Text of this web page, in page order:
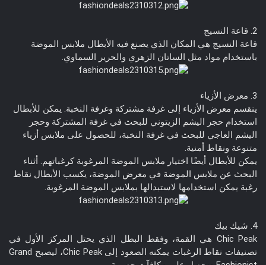
2. قاعة النسيج
قاعة النسيج هي المكان الذي يصنع فيه الأبطال ملابس الموضة
باستخدام مواد مثل الساتان الزهري والحرير السماوي.
3. معرض الأزياء
ينقسم معرض الأزياء إلى غرفة مشتركة وغرفة النخبة. يمكن للأبطال
استخدام حجر اليشم الزيتوني للبحث في غرفة المشتركة وحجر
اليشم العاجي للبحث في غرفة النخبة، للحصول على ملابس أزياء
متنوعة ونقاط أمنية.
يمكن للأبطال أيضًا اختيار ملابس الموضة المرغوبة كرغباتهم. أثناء
البحث عن ملابس الموضة في معرض الموضة، يكسب الأبطال نقاط
رغبة يمكن استخدامها لاستبدالها بملابس الموضة المرغوبة.
4. شيك بيك
Chic Peak هي القمة، وفقط البطل الذي يحتل المركز الأول في
تصنيفات نقاط الرغبات يمكنه الصعود إلى Chic Peak، ليصبح Grand